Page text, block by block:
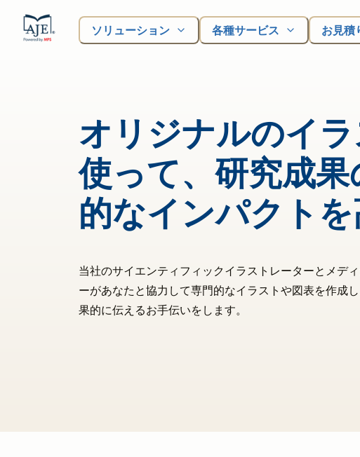
ソリューション 各種サービス お見積
オリジナルのイ
使って、研究成果
的なインパクト
当社のサイエンティフィックイラストレーターとメデ
ーがあなたと協力して専門的なイラストや図表を作成
果的に伝えるお手伝いをします。